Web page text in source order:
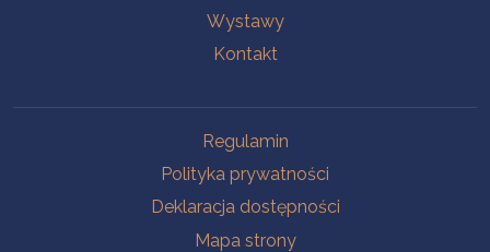
Wystawy
Kontakt
Regulamin
Polityka prywatności
Deklaracja dostępności
Mapa strony